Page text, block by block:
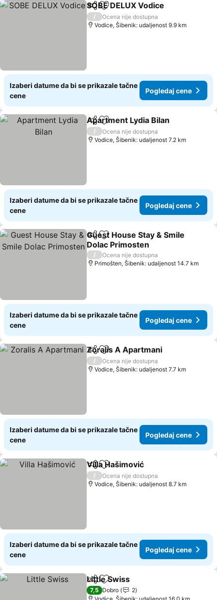
Deli Dodati u favorite
SOBE DELUX Vodice
/
Ocena nije dostupna
Vodice, Šibenik: udaljenost 9.9 km
Izaberi datume da bi se prikazale tačne
cene
Pogledaj cene
Deli Dodati u favorite
Apartment Lydia Bilan
/
Ocena nije dostupna
Vodice, Šibenik: udaljenost 7.2 km
Izaberi datume da bi se prikazale tačne
cene
Pogledaj cene
Deli Dodati u favorite
Guest House Stay & Smile
Dolac Primosten
Pogledaj cene
/
Ocena nije dostupna
Primošten, Šibenik: udaljenost 14.7 km
Izaberi datume da bi se prikazale tačne
cene
Pogledaj cene
Deli Dodati u favorite
Zoralis A Apartmani
/
Ocena nije dostupna
Vodice, Šibenik: udaljenost 7.7 km
Izaberi datume da bi se prikazale tačne
cene
Pogledaj cene
Deli Dodati u favorite
Villa Hašimović
/
Ocena nije dostupna
Vodice, Šibenik: udaljenost 8.7 km
Izaberi datume da bi se prikazale tačne
cene
Pogledaj cene
Deli Dodati u favorite
Little Swiss
7,5 Dobro
2